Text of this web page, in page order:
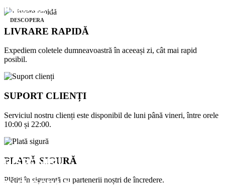
ÎN ATAC 🏴‍☠️
DESCOPERA
DISPONIBIL
ÎN EUROPA 💫
LIVRARE RAPIDĂ
Expediem coletele dumneavoastră în aceeași zi, cât mai rapid
posibil.
SUPORT CLIENȚI
Serviciul nostru clienți este disponibil de luni până vineri, între orele
10:00 și 22:00.
PLATĂ SIGURĂ
Plătiți în siguranță cu partenerii noștri de încredere.